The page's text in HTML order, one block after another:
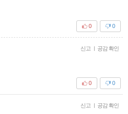
0
0
신고 | 공감 확인
0
0
신고 | 공감 확인